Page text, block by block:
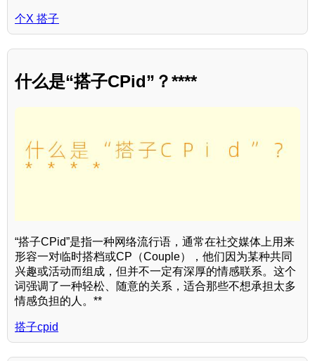
个X 搭子
什么是“搭子CPid”？****
“搭子CPid”是指一种网络流行语，通常在社交媒体上用来
形容一对临时搭档或CP（Couple），他们因为某种共同
兴趣或活动而组成，但并不一定有深厚的情感联系。这个
词强调了一种轻松、随意的关系，适合那些不想承担太多
情感负担的人。**
搭子cpid